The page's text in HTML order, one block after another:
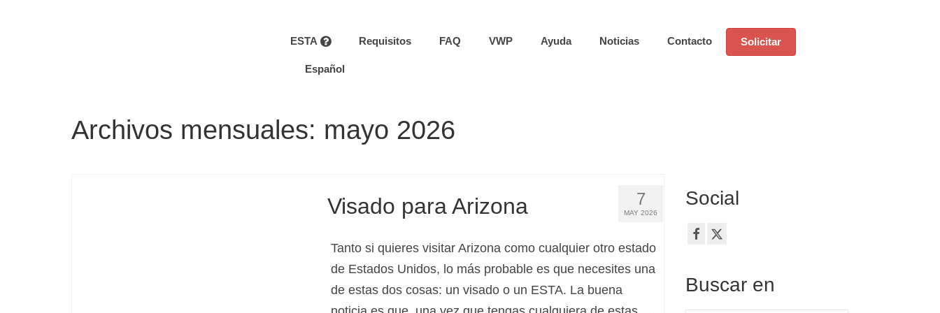
ESTA Requisitos FAQ VWP Ayuda Noticias Contacto Solicitar
Español
Archivos mensuales: mayo 2026
7
MAY 2026
Visado para Arizona
Tanto si quieres visitar Arizona como cualquier otro estado
de Estados Unidos, lo más probable es que necesites una
de estas dos cosas: un visado o un ESTA. La buena
Social
Buscar en